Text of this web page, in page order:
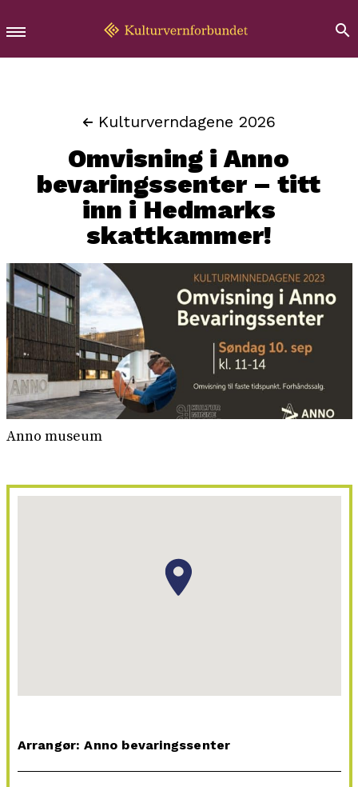
Kulturverndagene 2026
Omvisning i Anno
bevaringssenter – titt
inn i Hedmarks
skattkammer!
Anno museum
Arrangør: Anno bevaringssenter